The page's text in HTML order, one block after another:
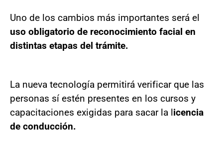
Uno de los cambios más importantes será el
uso obligatorio de reconocimiento facial en
distintas etapas del trámite.
La nueva tecnología permitirá verificar que las
personas sí estén presentes en los cursos y
capacitaciones exigidas para sacar la licencia
de conducción.